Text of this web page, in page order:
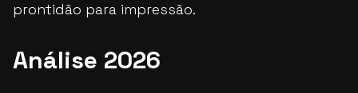
prontidão para impressão.
Análise 2026